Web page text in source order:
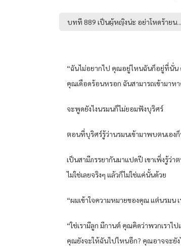
“ฉันไม่อยากไป คุณอยู่ไหนฉันก็อยู่ที่นั่น
คุณเดือดร้อนหรอก ฉันสามารถเข้ามา
จะพูดยังไงนรมนก็ไม่ยอมฟังบุริศร์
ตอนที่บุริศร์รู้ว่านรมนเข้ามาพบตนเองก็
เป็นสามีภรรยากันมาแปดปี เขาเพิ่งรู้ว่
ไม่ใช่เลยจริงๆ แล้วก็ไม่ใช่แค่นั้นด้วย
“ผมเข้าใจความหมายของคุณ แต่นรม
“ใช่เรามีลูก มีกานต์ คุณคิดว่าพวกเราไ
คุณยังจะให้ฉันไปไหนอีก? คุณอาจจะยัง